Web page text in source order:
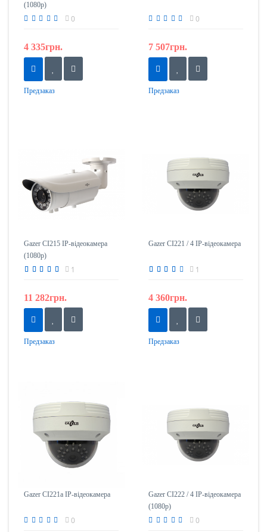
(1080p)
0
4 335грн.
Предзаказ
0
7 507грн.
Предзаказ
Gazer CI215 IP-відеокамера
(1080p)
1
11 282грн.
Предзаказ
Gazer CI221 / 4 IP-відеокамера
1
4 360грн.
Предзаказ
Gazer CI221a IP-відеокамера
0
Gazer CI222 / 4 IP-відеокамера
(1080p)
0